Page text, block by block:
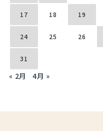
17 18 19
24 25 26
31
« 2月 4月 »